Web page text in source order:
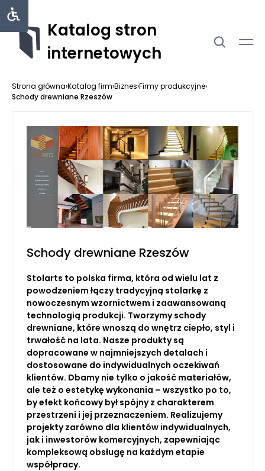
Katalog stron
internetowych
Strona główna›Katalog firm›Biznes›Firmy produkcyjne›
Schody drewniane Rzeszów
Schody drewniane Rzeszów
Stolarts to polska firma, która od wielu lat z
powodzeniem łączy tradycyjną stolarkę z
nowoczesnym wzornictwem i zaawansowaną
technologią produkcji. Tworzymy schody
drewniane, które wnoszą do wnętrz ciepło, styl i
trwałość na lata. Nasze produkty są
dopracowane w najmniejszych detalach i
dostosowane do indywidualnych oczekiwań
klientów. Dbamy nie tylko o jakość materiałów,
ale też o estetykę wykonania – wszystko po to,
by efekt końcowy był spójny z charakterem
przestrzeni i jej przeznaczeniem. Realizujemy
projekty zarówno dla klientów indywidualnych,
jak i inwestorów komercyjnych, zapewniając
kompleksową obsługę na każdym etapie
współpracy.